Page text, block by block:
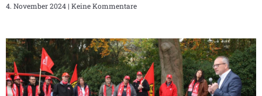
4. November 2024 Keine Kommentare